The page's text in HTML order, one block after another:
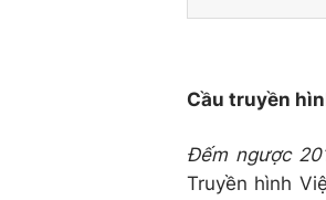
Cầu truyền
Đếm ngược
Truyền hình